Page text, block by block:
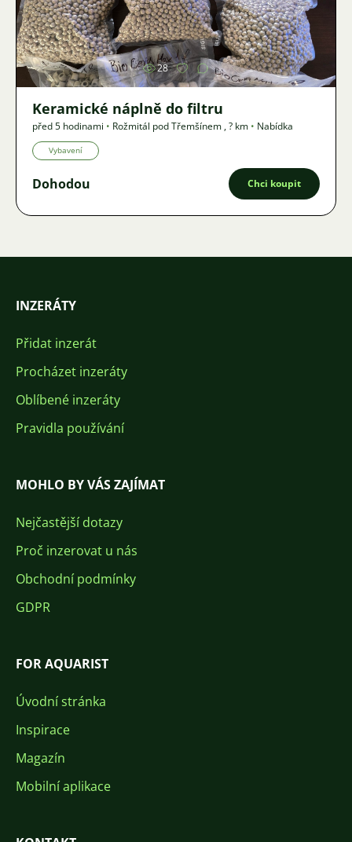
Obrázek
28
Keramické náplně do filtru
před 5 hodinami • Rožmitál pod Třemšínem ,? km • Nabídka
Vybavení
Dohodou Chci koupit
INZERÁTY
Přidat inzerát
Procházet inzeráty
Oblíbené inzeráty
Pravidla používání
MOHLO BY VÁS ZAJÍMAT
Nejčastější dotazy
Proč inzerovat u nás
Obchodní podmínky
GDPR
FOR AQUARIST
Úvodní stránka
Inspirace
Magazín
Mobilní aplikace